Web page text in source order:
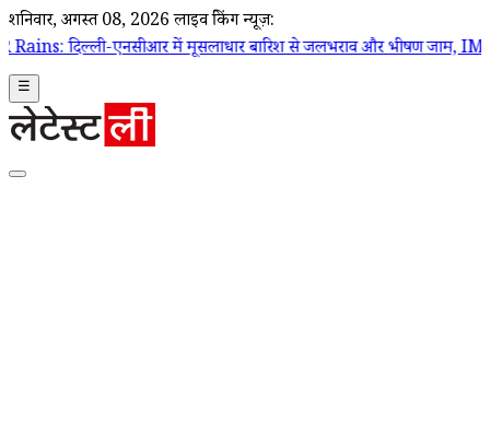
शनिवार, अगस्त 08, 2026 लाइव ब्रेकिंग न्यूज़:
में मूसलाधार बारिश से जलभराव और भीषण जाम, IMD ने जारी
☰